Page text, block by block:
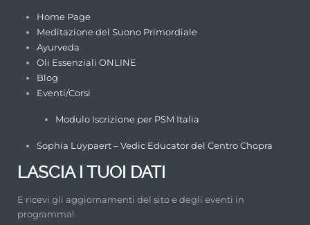
Home Page
Meditazione del Suono Primordiale
Ayurveda
Oli Essenziali ONLINE
Blog
Eventi/Corsi
Modulo Iscrizione per PSM Italia
Sophia Luypaert – Vedic Educator del Centro Chopra
LASCIA I TUOI DATI
E ricevi gli aggiornamenti del sito e degli eventi in
programma!